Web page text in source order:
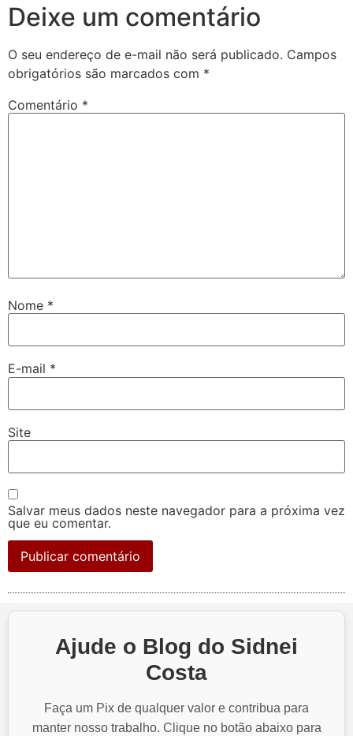
Deixe um comentário
O seu endereço de e-mail não será publicado. Campos
obrigatórios são marcados com *
Comentário *
Nome *
E-mail *
Site
Salvar meus dados neste navegador para a próxima vez
que eu comentar.
Ajude o Blog do Sidnei
Costa
Faça um Pix de qualquer valor e contribua para
manter nosso trabalho. Clique no botão abaixo para